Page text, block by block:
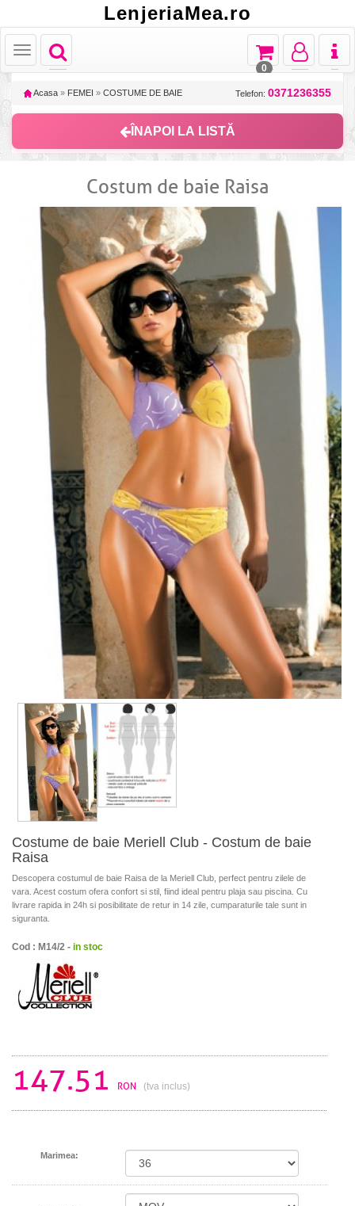
LenjeriaMea.ro
Toggle
navigation
Toggle
Toggle
navigation
Toggle
navigation
Toggle
navigation
0
Acasa » FEMEI » COSTUME DE BAIE Telefon: 0371236355
ÎNAPOI LA LISTĂ
Costum de baie Raisa
Costume de baie Meriell Club - Costum de baie
Raisa
Descopera costumul de baie Raisa de la Meriell Club, perfect pentru zilele de
vara. Acest costum ofera confort si stil, fiind ideal pentru plaja sau piscina. Cu
livrare rapida in 24h si posibilitate de retur in 14 zile, cumparaturile tale sunt in
siguranta.
Cod : M14/2 - in stoc
147.51 RON (tva inclus)
Marimea: